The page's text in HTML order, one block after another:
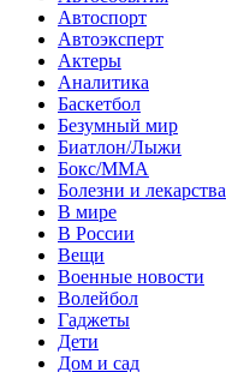
Автоспорт
Автоэксперт
Актеры
Аналитика
Баскетбол
Безумный мир
Биатлон/Лыжи
Бокс/MMA
Болезни и лекарства
В мире
В России
Вещи
Военные новости
Волейбол
Гаджеты
Дети
Дом и сад